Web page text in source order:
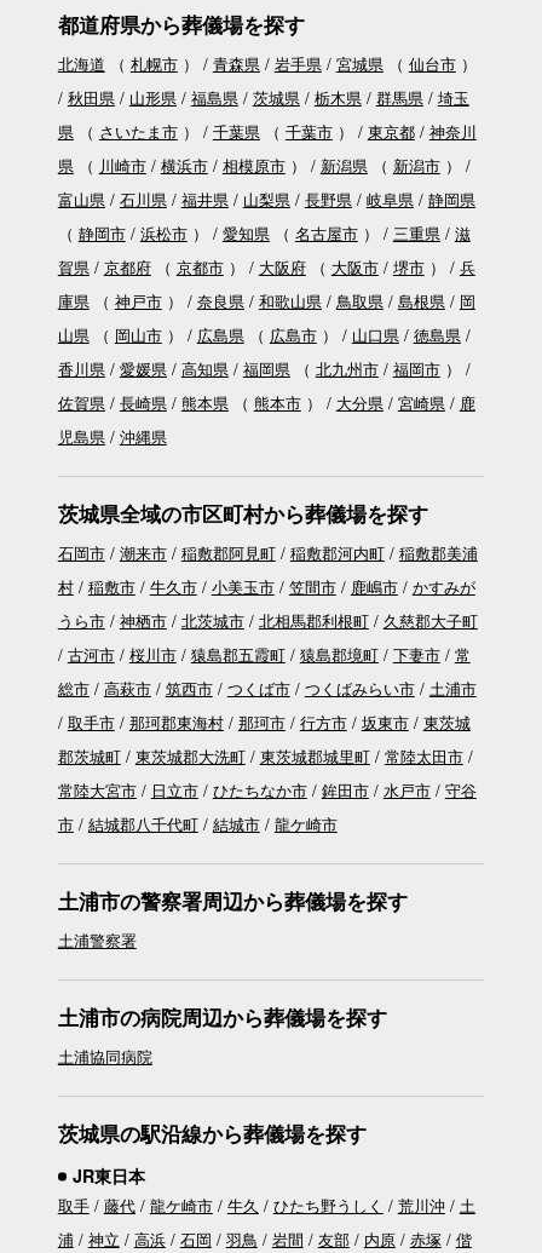
都道府県から葬儀場を探す
北海道 （ 札幌市） 青森県 岩手県 宮城県（ 仙台市）
秋田県
山形県 福島県 茨城県 栃木県 群馬県
埼玉
県（ さいたま市） 千葉県（ 千葉市） 東京都
神奈川
県（ 川崎市 横浜市 相模原市） 新潟県（ 新潟市）
富山県
石川県 福井県 山梨県 長野県 岐阜県
静岡県
（ 静岡市 浜松市） 愛知県（ 名古屋市） 三重県
滋
賀県
京都府（ 京都市） 大阪府（ 大阪市 堺市）
兵
庫県（ 神戸市） 奈良県 和歌山県 鳥取県 島根県
岡
山県（ 岡山市） 広島県（ 広島市） 山口県
徳島県
香川県
愛媛県 高知県 福岡県（ 北九州市 福岡市）
佐賀県
長崎県 熊本県（ 熊本市） 大分県 宮崎県
鹿
児島県
沖縄県
茨城県全域の市区町村から葬儀場を探す
石岡市 潮来市 稲敷郡阿見町 稲敷郡河内町
稲敷郡美浦
村
稲敷市 牛久市 小美玉市 笠間市 鹿嶋市
かすみが
うら市
神栖市 北茨城市 北相馬郡利根町
久慈郡大子町
古河市
桜川市 猿島郡五霞町 猿島郡境町 下妻市
常
総市
高萩市 筑西市 つくば市 つくばみらい市
土浦市
取手市
那珂郡東海村 那珂市 行方市 坂東市
東茨城
郡茨城町
東茨城郡大洗町 東茨城郡城里町
常陸太田市
常陸大宮市
日立市 ひたちなか市 鉾田市 水戸市
守谷
市
結城郡八千代町 結城市 龍ケ崎市
土浦市の警察署周辺から葬儀場を探す
土浦警察署
土浦市の病院周辺から葬儀場を探す
土浦協同病院
茨城県の駅沿線から葬儀場を探す
JR東日本
取手 藤代 龍ケ崎市 牛久 ひたち野うしく 荒川沖
土
浦
神立 高浜 石岡 羽鳥 岩間 友部 内原 赤塚
偕